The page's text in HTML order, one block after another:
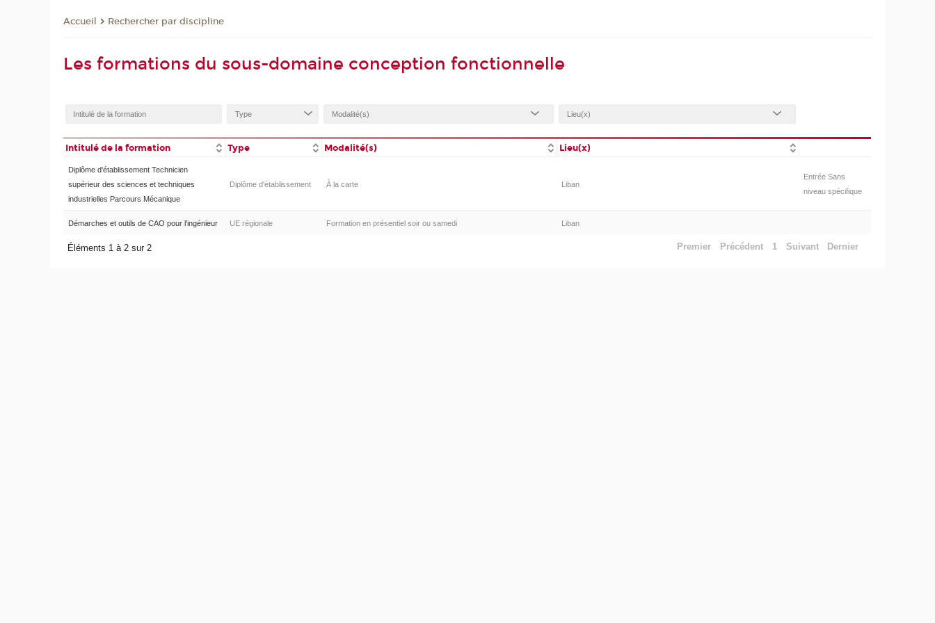
Accueil Rechercher par discipline
Les formations du sous-domaine conception fonctionnelle
Intitulé de la formation Type Modalité(s) Lieu(x)
Diplôme d'établissement Technicien
supérieur des sciences et techniques
industrielles Parcours Mécanique
Diplôme d'établissement À la carte Liban
Entrée Sans
niveau spécifique
Démarches et outils de CAO pour l'ingénieur UE régionale Formation en présentiel soir ou samedi Liban
Éléments 1 à 2 sur 2 Premier Précédent 1 Suivant Dernier